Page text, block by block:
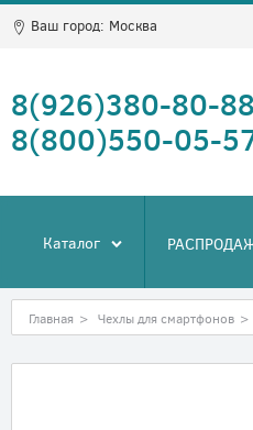
Ваш город: Москва
8(926)380-80-88
8(800)550-05-
Каталог
Главная > Чехлы для смартфонов >